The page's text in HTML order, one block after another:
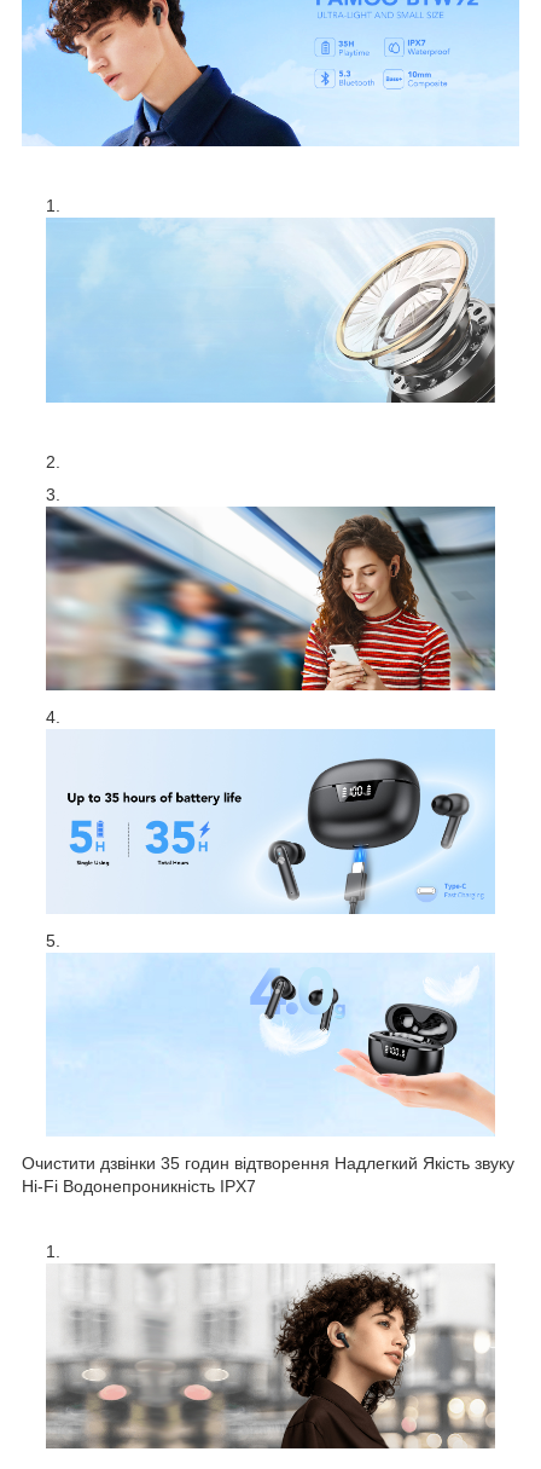
Очистити дзвінки 35 годин відтворення Надлегкий Якість звуку
Hi-Fi Водонепроникність IPX7